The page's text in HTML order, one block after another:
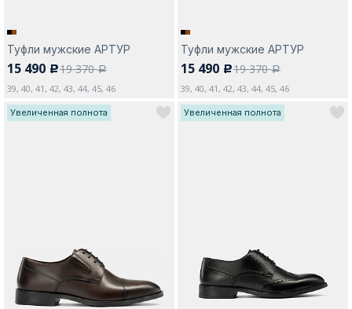
Туфли мужские АРТУР
15 490 c19 370a
39, 40, 41, 42, 43, 44, 45, 46
Туфли мужские АРТУР
15 490 c19 370a
39, 40, 41, 42, 43, 44, 45, 46
Увеличенная полнота Увеличенная полнота